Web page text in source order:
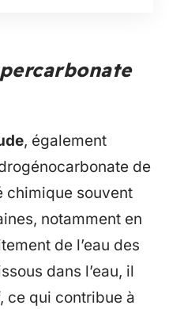
, également
de
chimique souvent
notamment en
de l’eau des
dans l’eau, il
ce qui contribue à